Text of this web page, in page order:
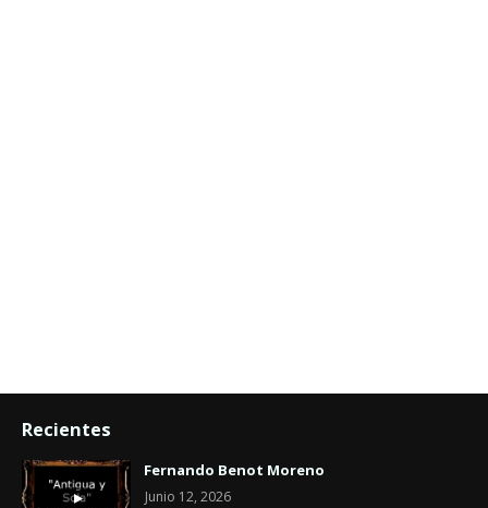
Recientes
Fernando Benot Moreno
Junio 12, 2026